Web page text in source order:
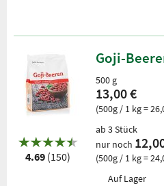
4.69 (150)
Goji-
500 g
13,00 €
(500g / 1 kg =
ab 3 Stück
nur noch
(500g / 1 kg =
Auf Lager